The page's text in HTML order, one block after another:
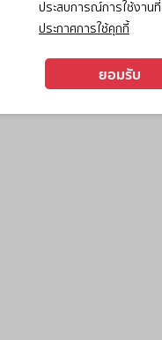
ประสบการณ์การใช้งาน
ประกาศการใช้คุกกี้
ยอมรับ
has occurred